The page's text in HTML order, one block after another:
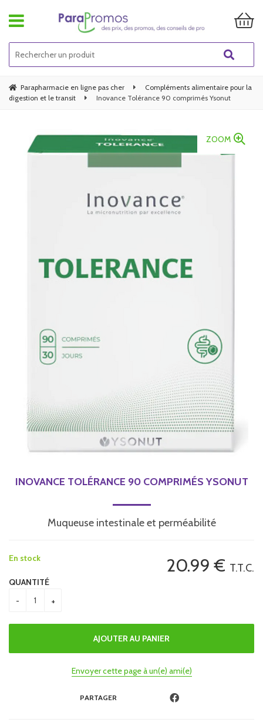
Parapharmacie en ligne pas cher
Compléments alimentaire pour la
digestion et le transit
Inovance Tolérance 90 comprimés Ysonut
ZOOM
INOVANCE TOLÉRANCE 90 COMPRIMÉS YSONUT
Muqueuse intestinale et perméabilité
20.99 € T.T.C.
En stock
QUANTITÉ
Envoyer cette page à un(e) ami(e)
PARTAGER